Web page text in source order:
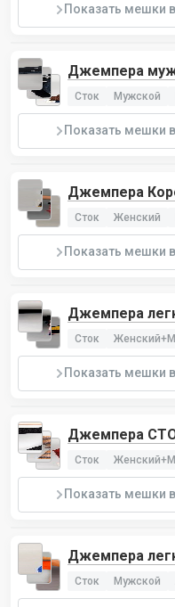
Показать мешки
Джемпера
Сток Мужской
Показать мешки
Джемпера
Сток Женский
Показать мешки
Джемпера
Сток
Показать мешки
Джемпера
Сток
Показать мешки
Джемпера
124, 1 лот
Сток Мужской